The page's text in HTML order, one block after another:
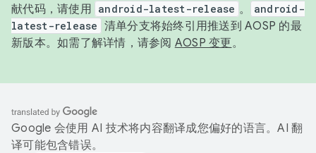
献代码，请使用 android-latest-release 。
android-
latest-release 清单分支将始终引用推送到 AOSP 的最
新版本。如需了解详情，请参阅 AOSP 变更。
Google 会使用 AI 技术将内容翻译成您偏好的语言。AI 翻
译可能包含错误。